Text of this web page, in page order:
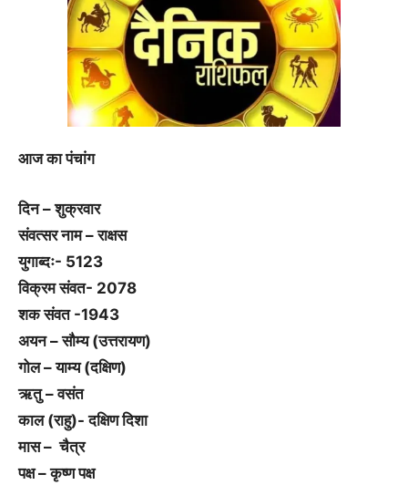
आज का पंचांग
दिन – शुक्रवार
संवत्सर नाम – राक्षस
युगाब्दः- 5123
विक्रम संवत- 2078
शक संवत -1943
अयन – सौम्य (उत्तरायण)
गोल – याम्य (दक्षिण)
ऋतु – वसंत
काल (राहु)- दक्षिण दिशा
मास – चैत्र
पक्ष – कृष्ण पक्ष